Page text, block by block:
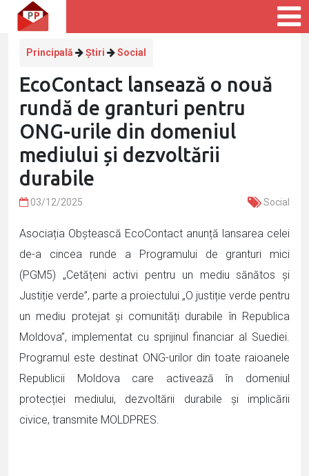
Principală Știri Social
EcoContact lansează o nouă
rundă de granturi pentru
ONG-urile din domeniul
mediului și dezvoltării
durabile
03/12/2025 Social
Asociația Obștească EcoContact anunță lansarea celei
de-a cincea runde a Programului de granturi mici
(PGM5) „Cetățeni activi pentru un mediu sănătos și
Justiție verde”, parte a proiectului „O justiție verde pentru
un mediu protejat și comunități durabile în Republica
Moldova”, implementat cu sprijinul financiar al Suediei.
Programul este destinat ONG-urilor din toate raioanele
Republicii Moldova care activează în domeniul
protecției mediului, dezvoltării durabile și implicării
civice, transmite MOLDPRES.